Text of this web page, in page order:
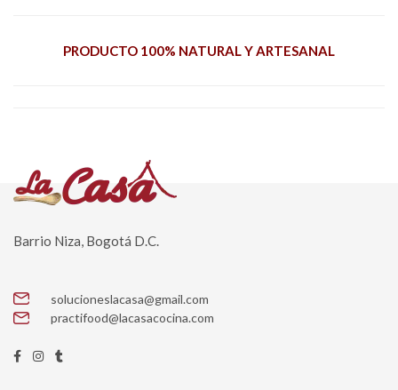
PRODUCTO 100% NATURAL Y ARTESANAL
Barrio Niza, Bogotá D.C.
solucioneslacasa@gmail.com
practifood@lacasacocina.com